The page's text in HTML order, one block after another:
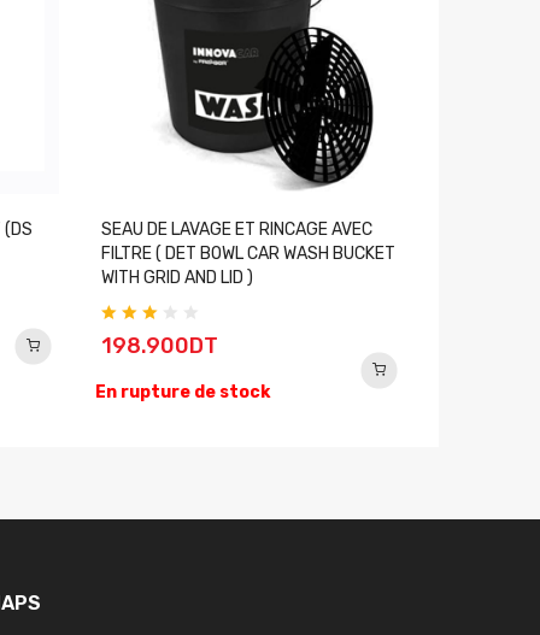
(DS
SEAU DE LAVAGE ET RINCAGE AVEC
FILTRE ( DET BOWL CAR WASH BUCKET
WITH GRID AND LID )
198.900DT
En rupture de stock